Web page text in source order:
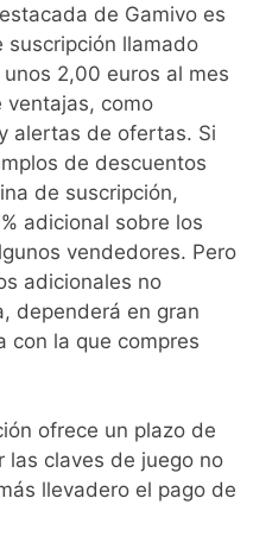
de Gamivo es
suscripción llamado
unos 2,00 euros al mes
ventajas, como
alertas de ofertas. Si
de descuentos
de suscripción,
adicional sobre los
vendedores. Pero
adicionales no
dependerá en gran
con la que compres
ofrece un plazo de
las claves de juego no
llevadero el pago de